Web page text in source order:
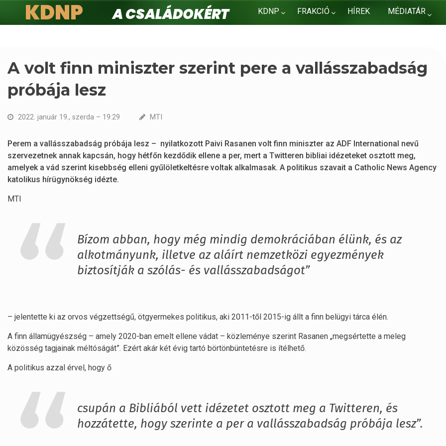
KDNP FRAKCIÓ HÍREK MÉDIATÁR
KDNP
A családokért.
A volt finn miniszter szerint pere a vallásszabadság
próbája lesz
2022. január 19., szerda – 19:29 MTI
Perem a vallásszabadság próbája lesz – nyilatkozott Paivi Rasanen volt finn miniszter az ADF International nevű
szervezetnek annak kapcsán, hogy hétfőn kezdődik ellene a per, mert a Twitteren bibliai idézeteket osztott meg,
amelyek a vád szerint kisebbség elleni gyűlöletkeltésre voltak alkalmasak. A politikus szavait a Catholic News Agency
katolikus hírügynökség idézte.
MTI
Bízom abban, hogy még mindig demokráciában élünk, és az
alkotmányunk, illetve az aláírt nemzetközi egyezmények
biztosítják a szólás- és vallásszabadságot”
– jelentette ki az orvos végzettségű, ötgyermekes politikus, aki 2011-től 2015-ig állt a finn belügyi tárca élén.
A finn államügyészség – amely 2020-ban emelt ellene vádat – közleménye szerint Rasanen „megsértette a meleg
közösség tagjainak méltóságát”. Ezért akár két évig tartó börtönbüntetésre is ítélhető.
A politikus azzal érvel, hogy ő
csupán a Bibliából vett idézetet osztott meg a Twitteren, és
hozzátette, hogy szerinte a per a vallásszabadság próbája lesz”.